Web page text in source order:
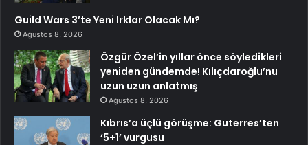
Guild Wars 3’te Yeni Irklar Olacak Mı?
Ağustos 8, 2026
Özgür Özel’in yıllar önce söyledikleri
yeniden gündemde! Kılıçdaroğlu’nu
uzun uzun anlatmış
Ağustos 8, 2026
Kıbrıs’a üçlü görüşme: Guterres’ten
‘5+1’ vurgusu